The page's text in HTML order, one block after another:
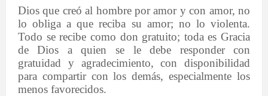
Dios que creó al hombre por amor y con amor, no
lo obliga a que reciba su amor; no lo violenta.
Todo se recibe como don gratuito; toda es Gracia
de Dios a quien se le debe responder con
gratuidad y agradecimiento, con disponibilidad
para compartir con los demás, especialmente los
menos favorecidos.